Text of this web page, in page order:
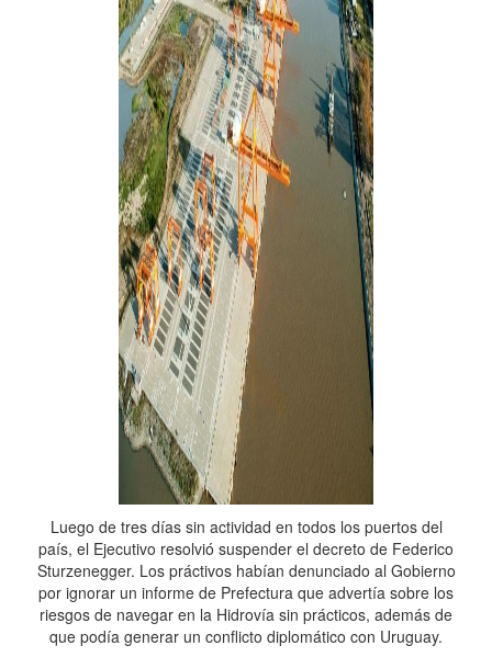
Luego de tres días sin actividad en todos los puertos del
país, el Ejecutivo resolvió suspender el decreto de Federico
Sturzenegger. Los práctivos habían denunciado al Gobierno
por ignorar un informe de Prefectura que advertía sobre los
riesgos de navegar en la Hidrovía sin prácticos, además de
que podía generar un conflicto diplomático con Uruguay.